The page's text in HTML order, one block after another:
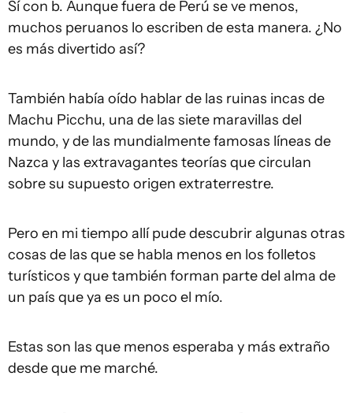
Sí con b. Aunque fuera de Perú se ve menos,
muchos peruanos lo escriben de esta manera. ¿No
es más divertido así?
También había oído hablar de las ruinas incas de
Machu Picchu, una de las siete maravillas del
mundo, y de las mundialmente famosas líneas de
Nazca y las extravagantes teorías que circulan
sobre su supuesto origen extraterrestre.
Pero en mi tiempo allí pude descubrir algunas otras
cosas de las que se habla menos en los folletos
turísticos y que también forman parte del alma de
un país que ya es un poco el mío.
Estas son las que menos esperaba y más extraño
desde que me marché.